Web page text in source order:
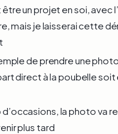
un projet en soi, avec
mais je laisserai cette
de prendre une
direct à la poubelle
la photo va
plus tard